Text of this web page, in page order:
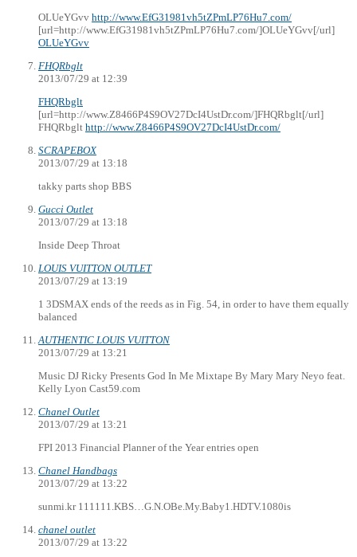
OLUeYGvv http://www.EfG31981vh5tZPmLP76Hu7.com/
[url=http://www.EfG31981vh5tZPmLP76Hu7.com/]OLUeYGvv[/url]
OLUeYGvv
FHQRbglt
2013/07/29 at 12:39
FHQRbglt
[url=http://www.Z8466P4S9OV27DcI4UstDr.com/]FHQRbglt[/url]
FHQRbglt http://www.Z8466P4S9OV27DcI4UstDr.com/
SCRAPEBOX
2013/07/29 at 13:18
takky parts shop BBS
Gucci Outlet
2013/07/29 at 13:18
Inside Deep Throat
LOUIS VUITTON OUTLET
2013/07/29 at 13:19
1 3DSMAX ends of the reeds as in Fig. 54, in order to have them equally
balanced
AUTHENTIC LOUIS VUITTON
2013/07/29 at 13:21
Music DJ Ricky Presents God In Me Mixtape By Mary Mary Neyo feat.
Kelly Lyon Cast59.com
Chanel Outlet
2013/07/29 at 13:21
FPI 2013 Financial Planner of the Year entries open
Chanel Handbags
2013/07/29 at 13:22
sunmi.kr 111111.KBS…G.N.OBe.My.Baby1.HDTV.1080is
chanel outlet
2013/07/29 at 13:22